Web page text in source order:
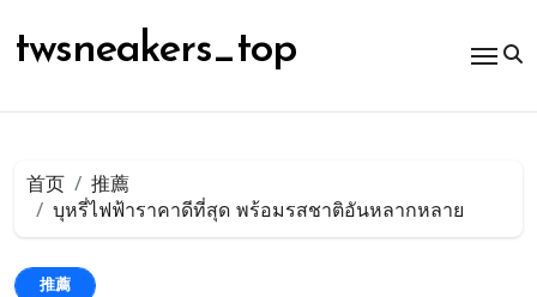
容
twsneakers_top
首页
推薦
บุหรี่ไฟฟ้าราคาดีที่สุด พร้อมรสชาติอันหลากหลาย
推薦